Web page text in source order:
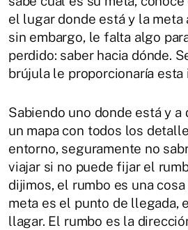
el lugar donde está y la meta
sin embargo, le falta algo
perdido: saber hacia dónde.
brújula le proporcionaría esta
Sabiendo uno donde está y a
un mapa con todos los
entorno, seguramente no
viajar si no puede fijar el
dijimos, el rumbo es una
meta es el punto de llegada,
llagar. El rumbo es la